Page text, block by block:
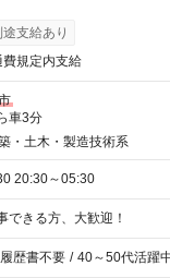
支給あり
費規定内支給
車3分
・土木・製造技術系
20:30～05:30
できる方、大歓迎！
履歴書不要 / 40～50代活躍